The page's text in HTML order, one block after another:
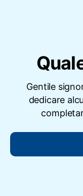
Gentile
dedicare